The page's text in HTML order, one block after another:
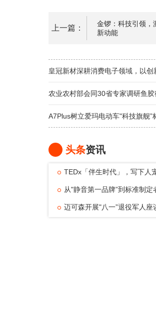
上一篇：
金锣：科技引领，
新动能
皇冠新材深耕消费电子领域，以创
农业农村部会同30省专家调研鱼胶
A7Plus树立爱玛电动车"科技旗舰”
头条资讯
TEDx「伴生时代」，写下人
的温暖注脚
从"静音第一品牌”到标准制定
TATA木门四
迈可森开展"八一”退役军人座